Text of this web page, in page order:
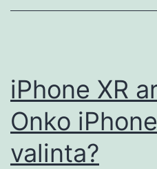
iPhone XR
Onko
valinta?